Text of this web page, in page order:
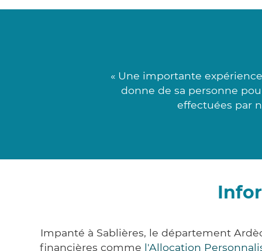
« Une importante
donne de sa personne
effectuées par
Impanté à Sablières, le département
financières comme l'Allocation